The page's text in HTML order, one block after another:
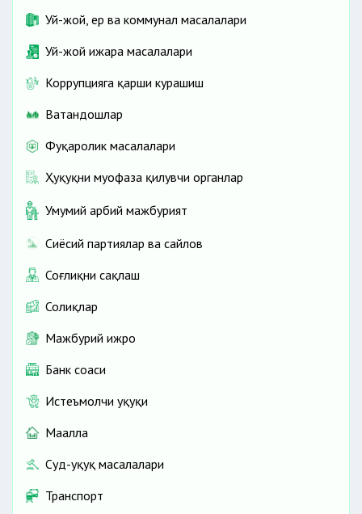
Уй-жой, ер ва коммунал масалалари
Уй-жой ижара масалалари
Коррупцияга қарши курашиш
Ватандошлар
Фуқаролик масалалари
Ҳуқуқни муҳофаза қилувчи органлар
Умумий ҳарбий мажбурият
Сиёсий партиялар ва сайлов
Соғлиқни сақлаш
Солиқлар
Мажбурий ижро
Банк соҳаси
Истеъмолчи ҳуқуқи
Маҳалла
Суд-ҳуқуқ масалалари
Транспорт